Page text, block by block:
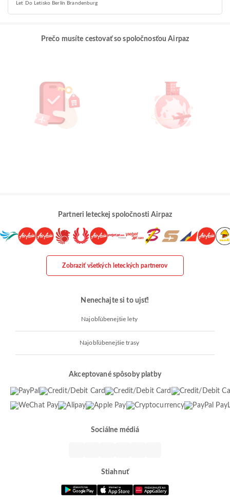
Let Do Letisko Berlín Brandenburg
Prečo musíte cestovať so spoločnosťou Airpaz
Partneri leteckej spoločnosti Airpaz
Zobraziť všetkých leteckých partnerov
Nenechajte si to ujsť!
Najobľúbenejšie lety
Najobľúbenejšie trasy
Akceptované spôsoby platby
Sociálne médiá
Stiahnuť